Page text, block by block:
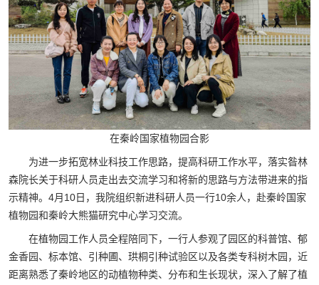
在秦岭国家植物园合影
为进一步拓宽林业科技工作思路，提高科研工作水平，落实昝林
森院长关于科研人员走出去交流学习和将新的思路与方法带进来的指
示精神。4月10日，我院组织新进科研人员一行10余人，赴秦岭国家
植物园和秦岭大熊猫研究中心学习交流。
在植物园工作人员全程陪同下，一行人参观了园区的科普馆、郁
金香园、标本馆、引种圃、珙桐引种试验区以及各类专科树木园，近
距离熟悉了秦岭地区的动植物种类、分布和生长现状，深入了解了植